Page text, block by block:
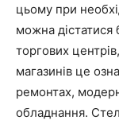
цьому при
можна
торгових
магазинів це
ремонтах,
обладнання.